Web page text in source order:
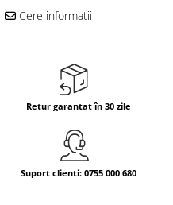
Cere informatii
Retur garantat în 30 zile
Suport clienti: 0755 000 680